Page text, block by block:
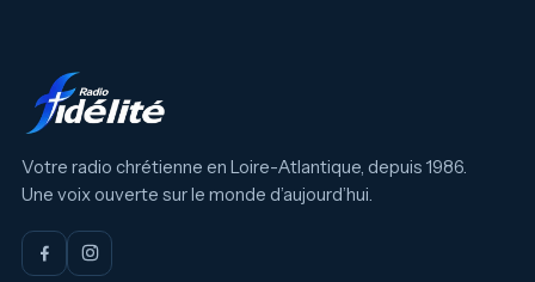
Votre radio chrétienne en Loire-Atlantique, depuis 1986.
Une voix ouverte sur le monde d’aujourd’hui.